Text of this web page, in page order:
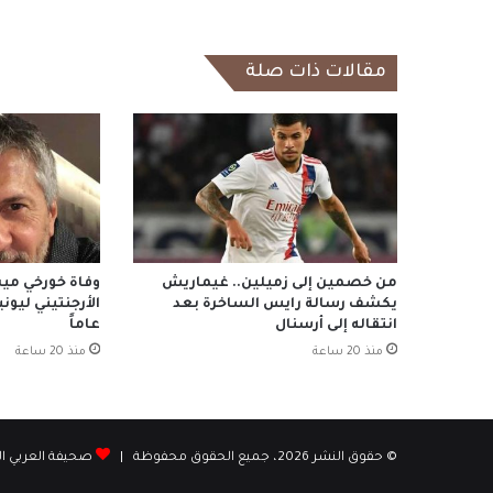
مقالات ذات صلة
من خصمين إلى زميلين.. غيماريش
يكشف رسالة رايس الساخرة بعد
انتقاله إلى أرسنال
منذ 20 ساعة
وفاة خورخي
عاماً
منذ 20 ساعة
© حقوق النشر 2026، جميع الحقوق محفوظة | صحيفة العربي